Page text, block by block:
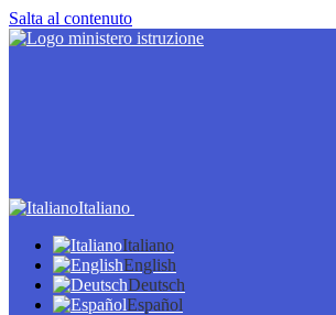
Salta al contenuto
Italiano
Italiano
English
Deutsch
Español